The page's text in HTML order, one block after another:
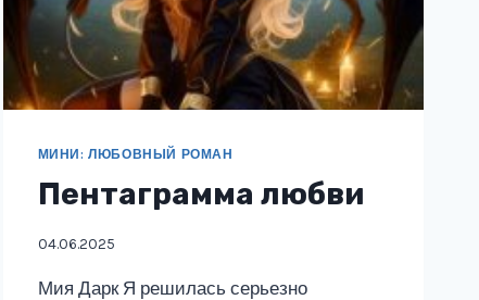
МИНИ: ЛЮБОВНЫЙ РОМАН
Пентаграмма любви
04.06.2025
Мия Дарк Я решилась серьезно